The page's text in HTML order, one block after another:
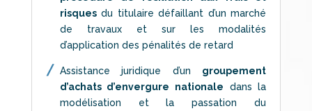
risquesdu titulaire défaillant d’un marché
de travaux et sur les modalités
d’application des pénalités de retard
Assistance juridique d’un groupement
d’achats d’envergure nationale dans la
modélisation et la passation du